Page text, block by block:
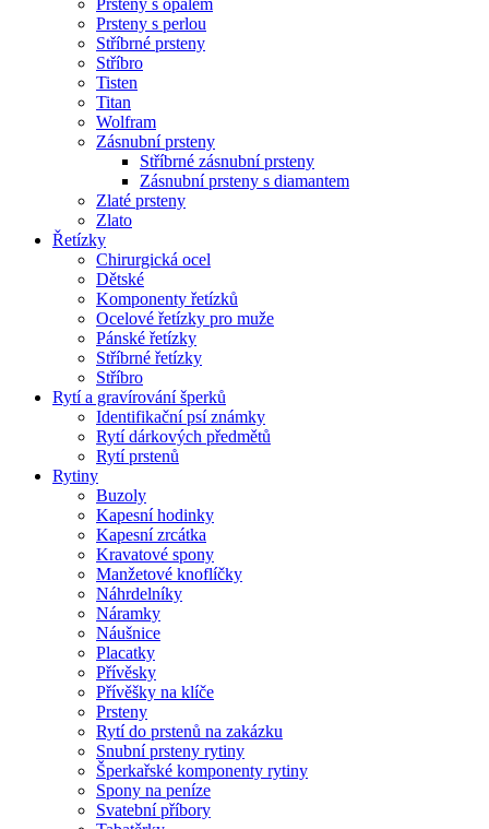
Prsteny s opálem
Prsteny s perlou
Stříbrné prsteny
Stříbro
Tisten
Titan
Wolfram
Zásnubní prsteny
Stříbrné zásnubní prsteny
Zásnubní prsteny s diamantem
Zlaté prsteny
Zlato
Řetízky
Chirurgická ocel
Dětské
Komponenty řetízků
Ocelové řetízky pro muže
Pánské řetízky
Stříbrné řetízky
Stříbro
Rytí a gravírování šperků
Identifikační psí známky
Rytí dárkových předmětů
Rytí prstenů
Rytiny
Buzoly
Kapesní hodinky
Kapesní zrcátka
Kravatové spony
Manžetové knoflíčky
Náhrdelníky
Náramky
Náušnice
Placatky
Přívěsky
Přívěšky na klíče
Prsteny
Rytí do prstenů na zakázku
Snubní prsteny rytiny
Šperkařské komponenty rytiny
Spony na peníze
Svatební příbory